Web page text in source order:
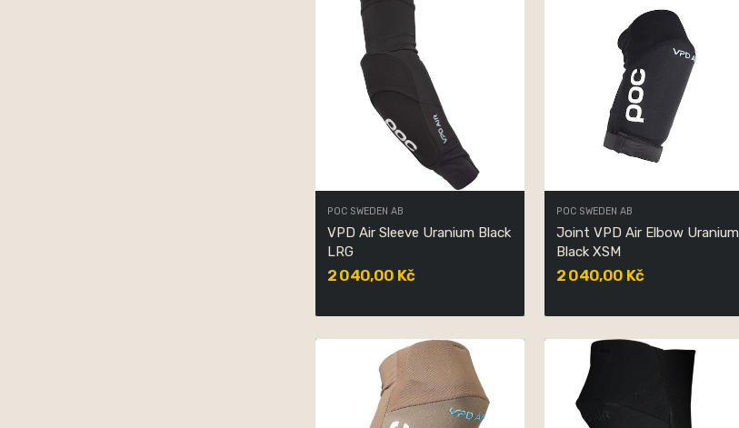
POC SWEDEN AB
VPD Air Sleeve Uranium Black
LRG
2 040,00 Kč
POC SWEDEN AB
Joint VPD Air Elbow Uranium
Black XSM
2 040,00 Kč